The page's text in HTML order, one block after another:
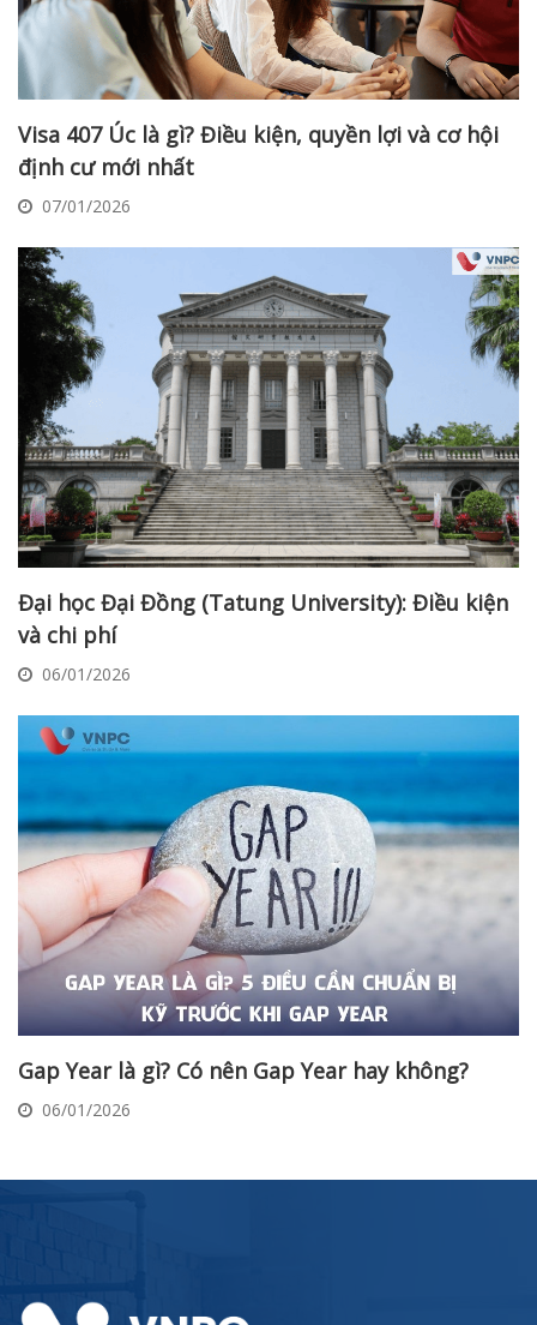
Visa 407 Úc là gì? Điều kiện, quyền lợi và cơ hội
định cư mới nhất
07/01/2026
Đại học Đại Đồng (Tatung University): Điều kiện
và chi phí
06/01/2026
Gap Year là gì? Có nên Gap Year hay không?
06/01/2026